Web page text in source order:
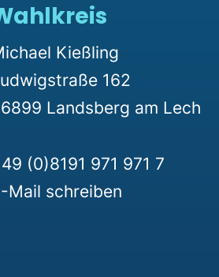
Kießling
162
Landsberg am Lech
(0)8191 971 971 7
Mail schreiben